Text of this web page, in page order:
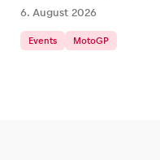
6. August 2026
Events MotoGP